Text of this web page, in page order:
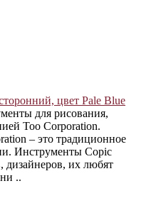
цвет Pale Blue
для рисования,
Too Corporation.
– это традиционное
Инструменты Copic
дизайнеров, их любят
..